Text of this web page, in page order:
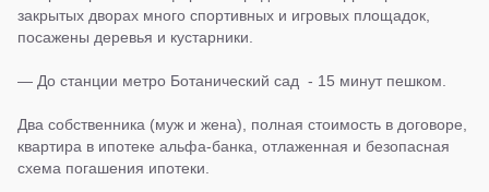
закрытых дворах много спортивных и игровых площадок,
посажены деревья и кустарники.
— До станции метро Ботанический сад - 15 минут пешком.
Два собственника (муж и жена), полная стоимость в договоре,
квартира в ипотеке альфа-банка, отлаженная и безопасная
схема погашения ипотеки.